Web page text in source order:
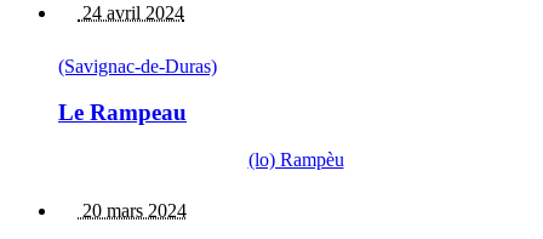
24 avril 2024
(Savignac-de-Duras)
Le Rampeau
(lo) Rampèu
20 mars 2024